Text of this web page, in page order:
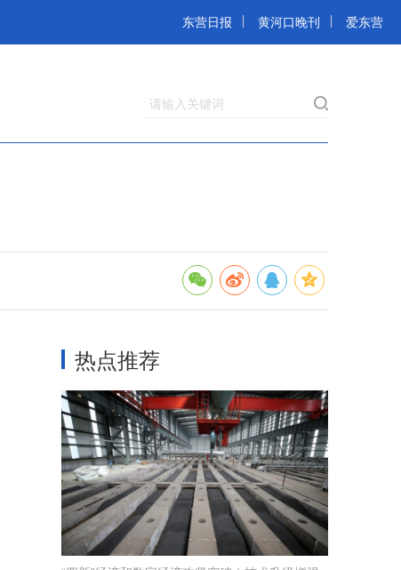
东营日报 黄河口晚刊 爱东营
请输入关键词
热点推荐